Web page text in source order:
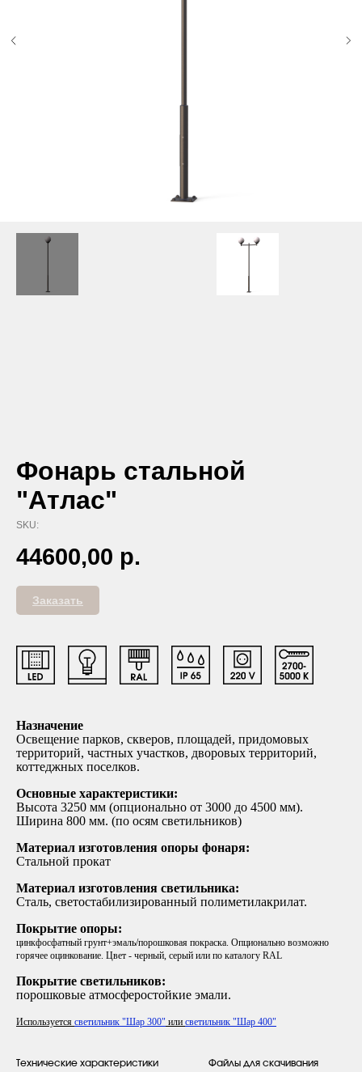
Фонарь стальной
"Атлас"
SKU:
44600,00 р.
Заказать
Назначение
Освещение парков, скверов, площадей, придомовых
территорий, частных участков, дворовых территорий,
коттеджных поселков.
Основные характеристики:
Высота 3250 мм (опционально от 3000 до 4500 мм).
Ширина 800 мм. (по осям светильников)
Материал изготовления опоры фонаря:
Стальной прокат
Материал изготовления светильника:
Сталь, светостабилизированный полиметилакрилат.
Покрытие опоры:
цинкфосфатный грунт+эмаль/порошковая покраска. Опционально возможно
горячее оцинкование. Цвет - черный, серый или по каталогу RAL
Покрытие светильников:
порошковые атмосферостойкие эмали.
Используется светильник "Шар 300" или светильник "Шар 400"
Технические характеристики Файлы для скачивания